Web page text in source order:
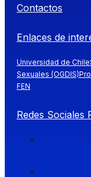
Contactos
Enlaces de
Universidad de Chile
Sexuales (OGDIS)
FEN
Redes Sociales